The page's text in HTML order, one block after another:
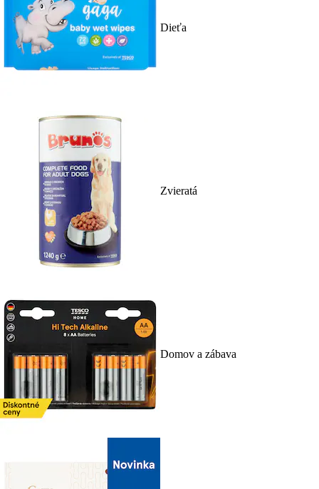
Dieťa
Zvieratá
Domov a zábava